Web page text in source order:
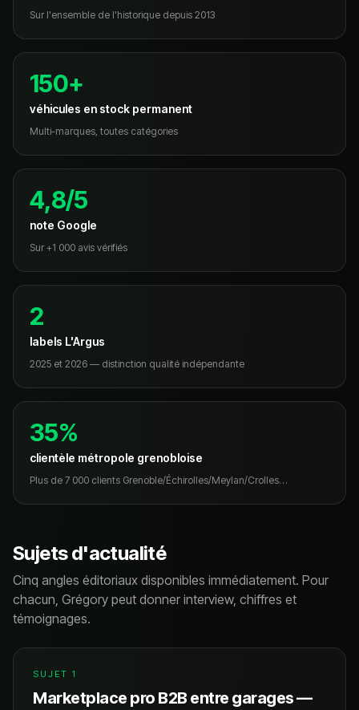
Sur l'ensemble de l'historique depuis 2013
150+
véhicules en stock permanent
Multi-marques, toutes catégories
4,8/5
note Google
Sur +1 000 avis vérifiés
2
labels L'Argus
2025 et 2026 — distinction qualité indépendante
35%
clientèle métropole grenobloise
Plus de 7 000 clients Grenoble/Échirolles/Meylan/Crolles…
Sujets d'actualité
Cinq angles éditoriaux disponibles immédiatement. Pour
chacun, Grégory peut donner interview, chiffres et
témoignages.
SUJET 1
Marketplace pro B2B entre garages —